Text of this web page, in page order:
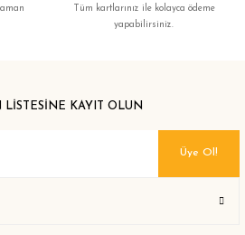
Tüm kartlarınız ile kolayca ödeme
yapabilirsiniz.
LİSTESİNE KAYIT OLUN
Üye Ol!